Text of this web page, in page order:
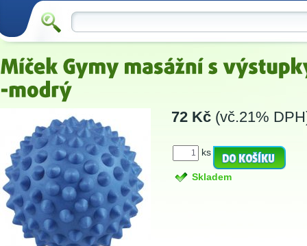
72 Kč (vč.21%
ks
Skladem